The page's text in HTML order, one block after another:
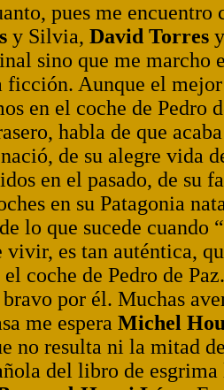
pues me encuentro
y Silvia, David Torresy
sino que me marcho
ficción. Aunque el
en el coche de Pedro
habla de que
de su alegre vida
en el pasado, de su
en su Patagonia
lo que sucede cuando
es tan auténtica,
el coche de Pedro de
por él. Muchas
me espera Michel
no resulta ni la mitad
del libro de